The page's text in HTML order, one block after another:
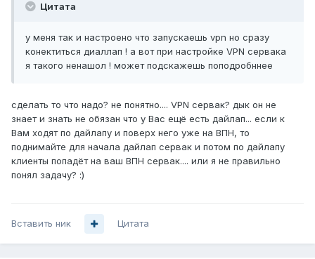
Цитата
у меня так и настроено что запускаешь vpn но сразу
конектиться диаллап ! а вот при настройке VPN сервака
я такого ненашол ! может подскажешь поподробннее
сделать то что надо? не понятно.... VPN сервак? дык он не
знает и знать не обязан что у Вас ещё есть дайлап... если к
Вам ходят по дайлапу и поверх него уже на ВПН, то
поднимайте для начала дайлап сервак и потом по дайлапу
клиенты попадёт на ваш ВПН сервак.... или я не правильно
понял задачу? :)
Вставить ник Цитата